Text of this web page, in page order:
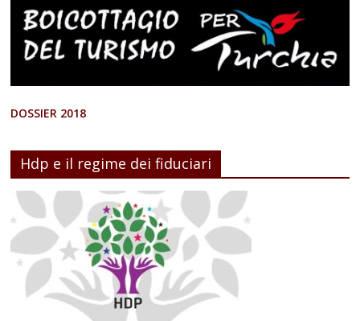
DOSSIER 2018
Hdp e il regime dei fiduciari